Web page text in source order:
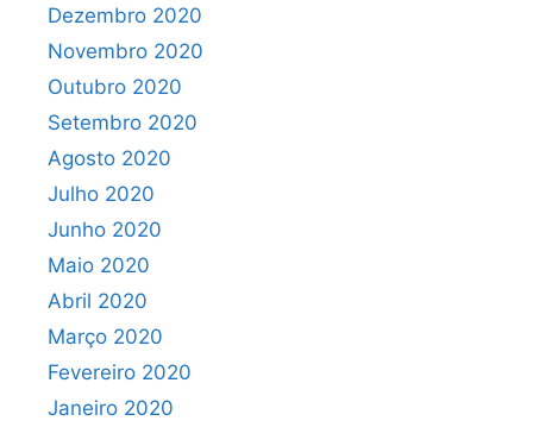
Dezembro 2020
Novembro 2020
Outubro 2020
Setembro 2020
Agosto 2020
Julho 2020
Junho 2020
Maio 2020
Abril 2020
Março 2020
Fevereiro 2020
Janeiro 2020